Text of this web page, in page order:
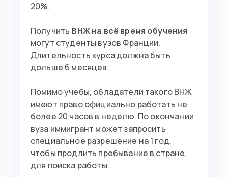
Въезд в страну
Документ Загранпаспорт
Виза Нужна виза
20%.
Получить ВНЖ на всё время обучения
могут студенты вузов Франции.
Длительность курса должна быть
дольше 6 месяцев.
Помимо учебы, обладатели такого ВНЖ
имеют право официально работать не
более 20 часов в неделю. По окончании
вуза иммигрант может запросить
специальное разрешение на 1 год,
чтобы продлить пребывание в стране,
для поиска работы.